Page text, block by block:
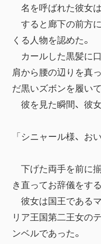
名を呼ばれた彼女
すると廊下の前方
くる人物を認めた。
カールした黒髪に
肩から腰の辺りを真
だ黒いズボンを履いて
彼を見た瞬間、彼
「シニャール様、お
下げた両手を前に
き直ってお辞儀をする
彼女は国王である
リア王国第二王女の
ンベルであった。